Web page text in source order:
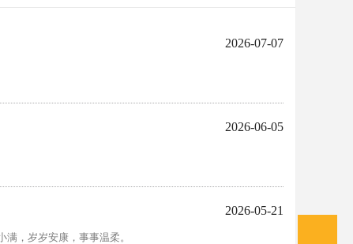
2026-07-07
2026-06-05
2026-05-21
，岁岁安康，事事温柔。